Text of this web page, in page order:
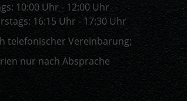
10:00 Uhr - 12:00 Uhr
16:15 Uhr - 17:30 Uhr
telefonischer Vereinbarung;
nur nach Absprache